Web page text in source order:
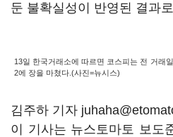
둔 불확실성이 반영된 결과
13일 한국거래소에 따르면 코스피는 전 거래
2에 장을 마쳤다.(사진=뉴시스)
김주하 기자
이 기사는 뉴스토마토 보도